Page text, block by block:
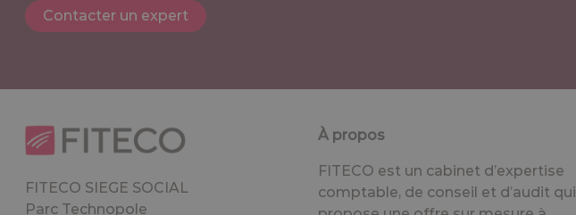
Contacter un expert
FITECO SIEGE SOCIAL
Parc Technopole
À propos
FITECO est un cabinet d’expertise
comptable, de conseil et d’audit qui